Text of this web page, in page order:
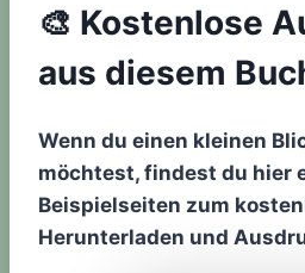
🎨 Kostenlose
aus diesem
Wenn du einen kleinen
möchtest, findest du hier
Beispielseiten zum
Herunterladen und